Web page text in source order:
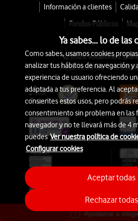
Ayúdame a
Información a clientes
Fondos Públicos
© 2026 Vodafone
Avda. América 115,
Ya sabes... lo de las
Como sabes, usamos cookies
analizar tus hábitos de navegación y
experiencia de usuario ofreciendo
adaptada a tus preferencia. Al
consientes estos usos, pero podrás
consentimiento sin problema en las
navegador y no te llevará más de 4
puedesVer nuestra política de
Configurar cookies
Rechazar todas
Aceptar todas